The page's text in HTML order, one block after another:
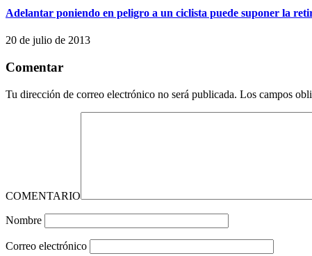
Adelantar poniendo en peligro a un ciclista puede suponer la
20 de julio de 2013
Comentar
Tu dirección de correo electrónico no será publicada. Los campos
COMENTARIO
Nombre
Correo electrónico